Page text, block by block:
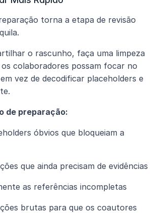
torna a etapa de revisão
o rascunho, faça uma limpeza
colaboradores possam focar no
vez de decodificar placeholders e
de preparação:
óbvios que bloqueiam a
que ainda precisam de evidências
as referências incompletas
brutas para que os coautores